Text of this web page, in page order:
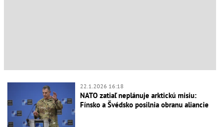
22.1.2026 16:18
NATO zatiaľ neplánuje arktickú misiu:
Fínsko a Švédsko posilnia obranu aliancie